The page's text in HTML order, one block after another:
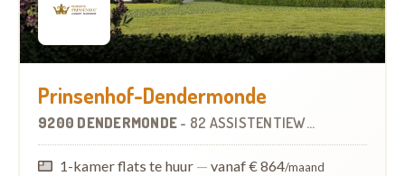
Prinsenhof-Dendermonde
9200 DENDERMONDE - 82 ASSISTENTIEWONINGEN
1-kamer flats te huur — vanaf € 864/maand